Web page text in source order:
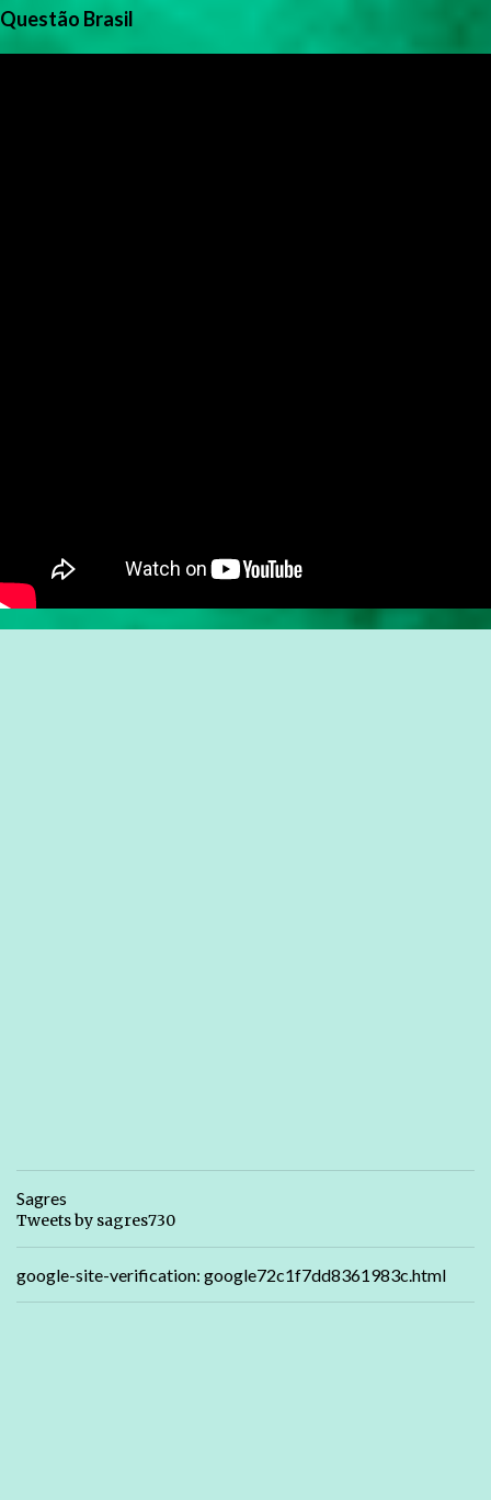
Questão Brasil
Sagres
Tweets by sagres730
google-site-verification: google72c1f7dd8361983c.html